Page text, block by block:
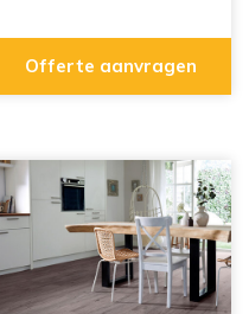
Offerte aanvragen